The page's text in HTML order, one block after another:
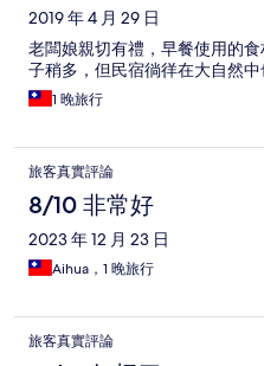
2019 年 4 月 29 日
老闆娘親切有禮，早餐使用的
子稍多，但民宿徜徉在大自然
1 晚旅行
旅客真實評論
8/10 非常好
2023 年 12 月 23 日
Aihua，1 晚旅行
旅客真實評論